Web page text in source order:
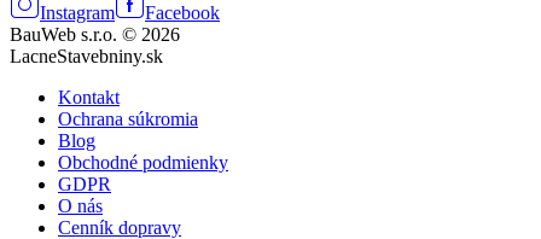
Instagram
Facebook
BauWeb s.r.o. © 2026
LacneStavebniny.sk
Kontakt
Ochrana súkromia
Blog
Obchodné podmienky
GDPR
O nás
Cenník dopravy